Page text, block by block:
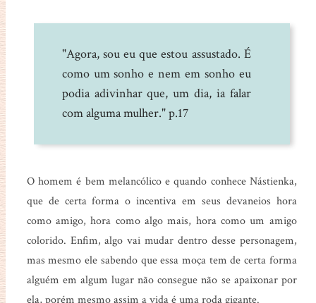
"Agora, sou eu que estou assustado. É
como um sonho e nem em sonho eu
podia adivinhar que, um dia, ia falar
com alguma mulher." p.17
O homem é bem melancólico e quando conhece Nástienka,
que de certa forma o incentiva em seus devaneios hora
como amigo, hora como algo mais, hora como um amigo
colorido. Enfim, algo vai mudar dentro desse personagem,
mas mesmo ele sabendo que essa moça tem de certa forma
alguém em algum lugar não consegue não se apaixonar por
ela, porém mesmo assim a vida é uma roda gigante.